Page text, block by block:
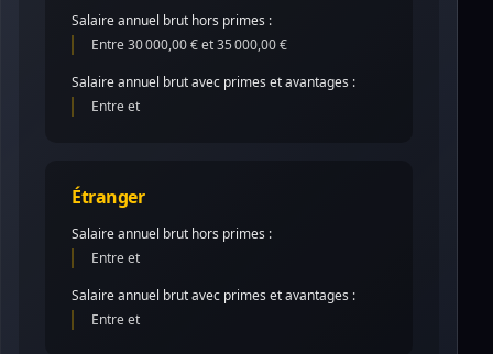
Salaire annuel brut hors primes :
Entre 30 000,00 € et 35 000,00 €
Salaire annuel brut avec primes et avantages :
Entre et
Étranger
Salaire annuel brut hors primes :
Entre et
Salaire annuel brut avec primes et avantages :
Entre et